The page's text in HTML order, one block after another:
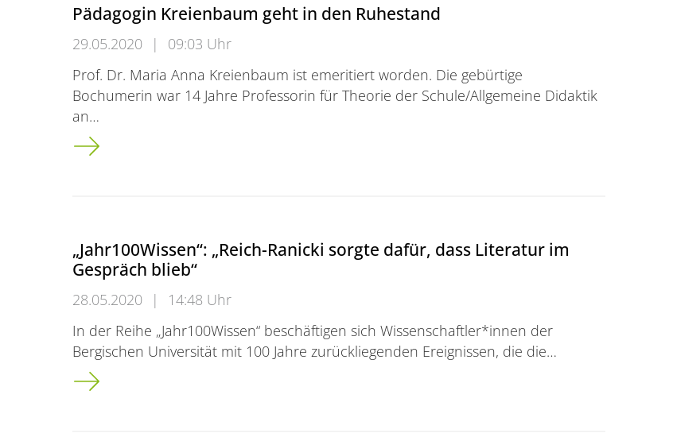
Pädagogin Kreienbaum geht in den Ruhestand
29.05.2020 |
09:03 Uhr
Prof. Dr. Maria Anna Kreienbaum ist emeritiert worden. Die gebürtige
Bochumerin war 14 Jahre Professorin für Theorie der Schule/Allgemeine Didaktik
an…
Pädagogin Kreienbaum geht in den Ruhestand
„Jahr100Wissen“: „Reich-Ranicki sorgte dafür, dass Literatur im
Gespräch blieb“
28.05.2020 |
14:48 Uhr
In der Reihe „Jahr100Wissen“ beschäftigen sich Wissenschaftler*innen der
Bergischen Universität mit 100 Jahre zurückliegenden Ereignissen, die die…
„Jahr100Wissen“: „Reich-Ranicki sorgte dafür, dass Literatur im Gespräch blieb“